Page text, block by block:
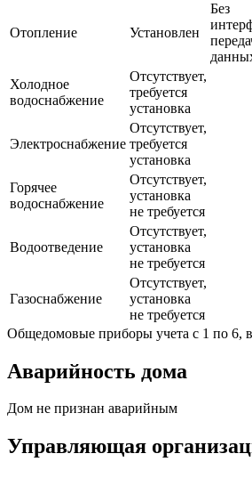
Отопление Установлен
Без
Холодное
водоснабжение
Отсутствует,
требуется
установка
Электроснабжение
Отсутствует,
требуется
установка
Горячее
водоснабжение
Отсутствует,
установка
не требуется
Водоотведение
Отсутствует,
установка
не требуется
Газоснабжение
Отсутствует,
установка
не требуется
Общедомовые приборы учета с 1 по 6,
Аварийность дома
Дом не признан аварийным
Управляющая